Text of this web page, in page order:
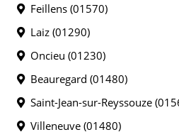
Feillens (01570)
Laiz (01290)
Oncieu (01230)
Beauregard (01480)
Saint-Jean-sur-Reyssouze
Villeneuve (01480)